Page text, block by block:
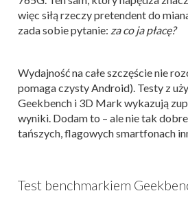
więc siłą rzeczy pretendent do
zada sobie pytanie: za co ja płacę?
Wydajność na całe szczęście nie
pomaga czysty Android). Testy z
Geekbench i 3D Mark wykazują
wyniki. Dodam to – ale nie tak
tańszych, flagowych smartfonach
Test benchmarkiem